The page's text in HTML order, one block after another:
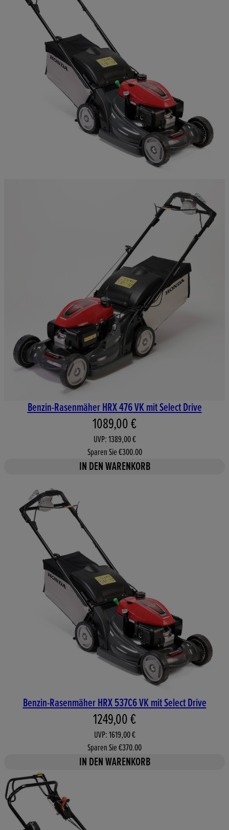
Benzin-Rasenmäher HRX 476 VK mit Select Drive
Aktueller Preis: 1089,00 €.
1089,00 €
UVP: 1389,00 €
Sparen Sie €300.00
IN DEN WARENKORB
Benzin-Rasenmäher HRX 537C6 VK mit Select Drive
Aktueller Preis: 1249,00 €.
1249,00 €
UVP: 1619,00 €
Sparen Sie €370.00
IN DEN WARENKORB